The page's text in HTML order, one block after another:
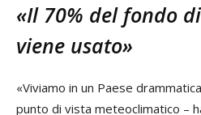
«Il 70% del fondo
viene usato»
«Viviamo in un Paese
punto di vista meteoclimatico –